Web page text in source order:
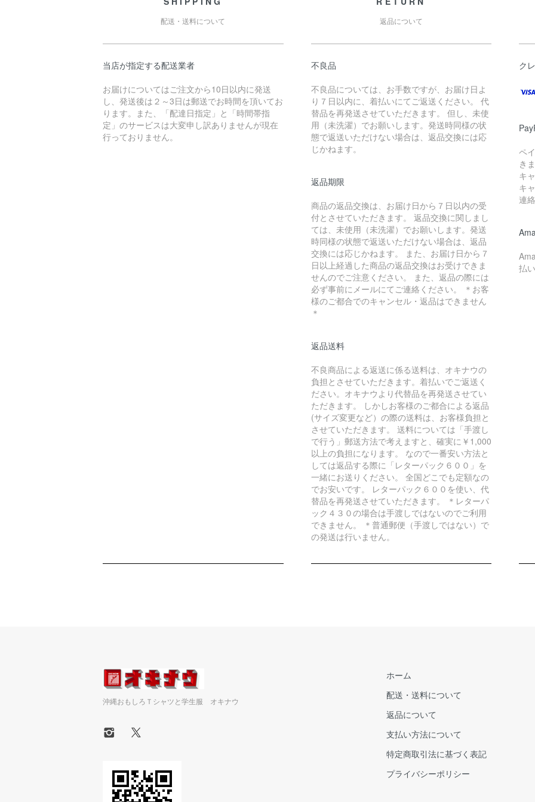
配送・送料について
当店が指定する配送業者
お届けについてはご注文から10日以内に発送
し、発送後は２～3日は郵送でお時間を頂いてお
ります。また、「配達日指定」と「時間帯指
定」のサービスは大変申し訳ありませんが現在
行っておりません。
返品について
不良品
不良品については、お手数ですが、お届け日よ
り７日以内に、着払いにてご返送ください。 代
替品を再発送させていただきます。 但し、未使
用（未洗濯）でお願いします。発送時同様の状
態で返送いただけない場合は、返品交換には応
じかねます。
返品期限
商品の返品交換は、お届け日から７日以内の受
付とさせていただきます。 返品交換に関しまし
ては、未使用（未洗濯）でお願いします。発送
時同様の状態で返送いただけない場合は、返品
交換には応じかねます。 また、お届け日から７
日以上経過した商品の返品交換はお受けできま
せんのでご注意ください。 また、返品の際には
必ず事前にメールにてご連絡ください。 ＊お客
様のご都合でのキャンセル・返品はできません
＊
返品送料
不良商品による返送に係る送料は、オキナウの
負担とさせていただきます。着払いでご返送く
ださい。オキナウより代替品を再発送させてい
ただきます。 しかしお客様のご都合による返品
(サイズ変更など）の際の送料は、お客様負担と
させていただきます。 送料については「手渡し
で行う」郵送方法で考えますと、確実に￥1,000
以上の負担になります。 なので一番安い方法と
しては返品する際に「レターパック６００」を
一緒にお送りください。 全国どこでも定額なの
でお安いです。 レターパック６００を使い、代
替品を再発送させていただきます。 ＊レターパ
ック４３０の場合は手渡しではないのでご利用
できません。 ＊普通郵便（手渡しではない）で
の発送は行いません。
ク
ペ
き
キ
キ
連
払
沖縄おもしろＴシャツと学生服 オキナウ
ホーム
配送・送料について
返品について
支払い方法について
特定商取引法に基づく表記
プライバシーポリシー